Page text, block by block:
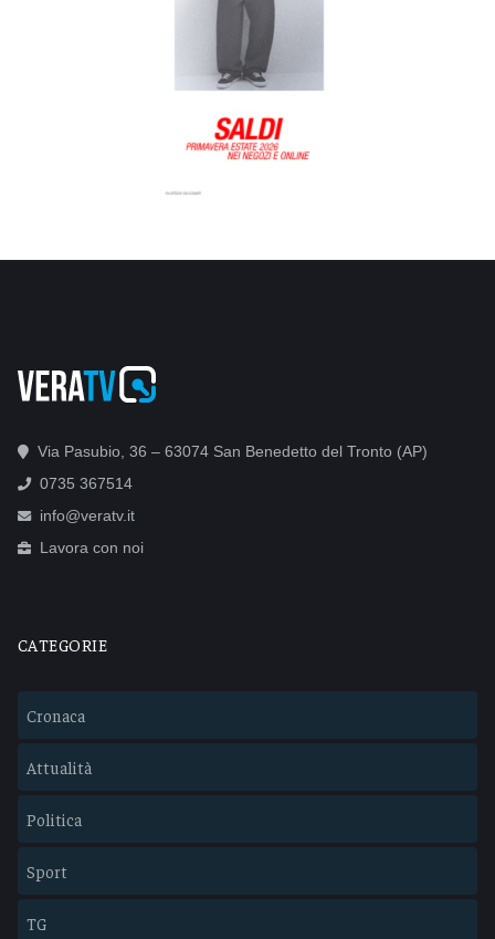
Via Pasubio, 36 – 63074 San Benedetto del Tronto (AP)
0735 367514
info@veratv.it
Lavora con noi
CATEGORIE
Cronaca
Attualità
Politica
Sport
TG